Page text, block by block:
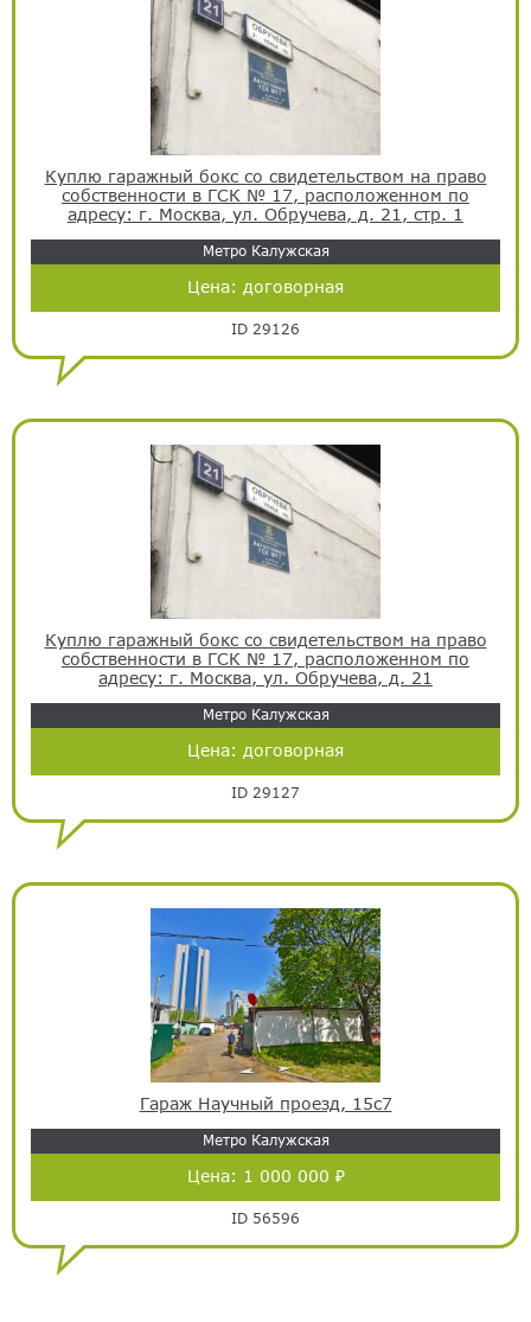
Куплю гаражный бокс со свидетельством на право
собственности в ГСК № 17, расположенном по
адресу: г. Москва, ул. Обручева, д. 21, стр. 1
Метро Калужская
Цена: договорная
ID 29126
Куплю гаражный бокс со свидетельством на право
собственности в ГСК № 17, расположенном по
адресу: г. Москва, ул. Обручева, д. 21
Метро Калужская
Цена: договорная
ID 29127
Гараж Научный проезд, 15с7
Метро Калужская
Цена: 1 000 000 ₽
ID 56596